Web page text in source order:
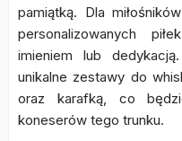
pamiątką. Dla
personalizowanych
imieniem lub
unikalne zestawy do
oraz karafką, co
koneserów tego trunku.